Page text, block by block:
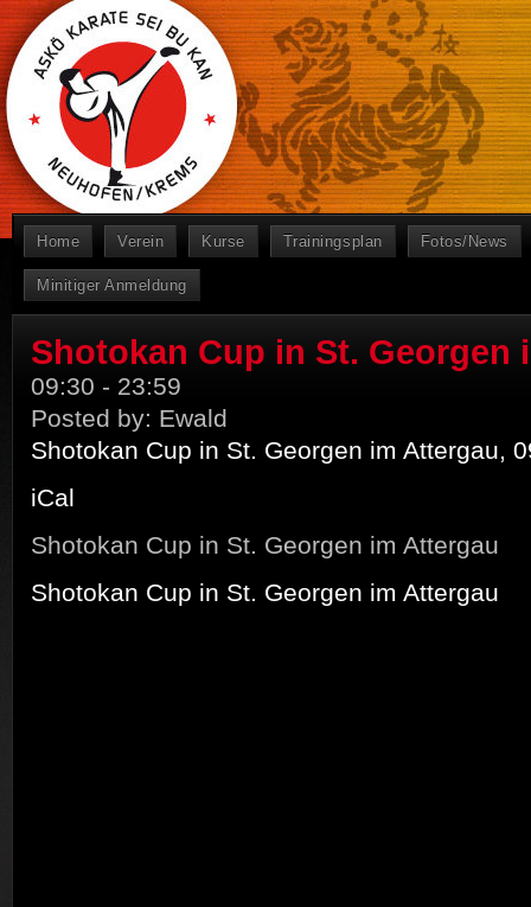
Home Verein Kurse Trainingsplan Fotos/News
Minitiger Anmeldung
Shotokan Cup in St. Georgen
09:30 - 23:59
Posted by: Ewald
Shotokan Cup in St. Georgen im Attergau,
iCal
Shotokan Cup in St. Georgen im Attergau
Shotokan Cup in St. Georgen im Attergau